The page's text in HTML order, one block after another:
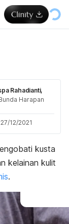
Rahadianti,
Harapan
12/2021
kusta
kelainan kulit
.